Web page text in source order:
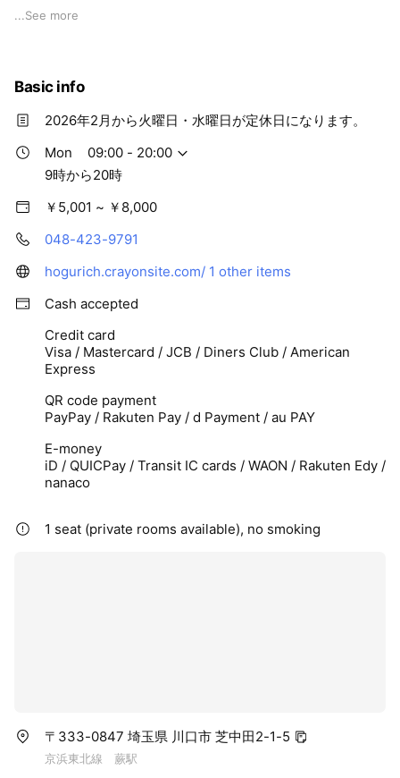
婦で営む、完全個室の整骨院・リラクゼーションです。
■ 確かな技術力
総合格闘技・ボクシング・空手など、トップアスリートの施
術・サポート実績あり。
⸻
■ 心と体を整える施術
ストレスや自律神経の乱れによる不調にも対応。
施術に加え、傾聴やメンタルケアの視点から心身をトータルに
サポートします。
■ 癒しの空間
アロマの香りや心地よい音楽、やわらかなタオルなど、五感か
らリラックスできる空間をご用意。
おすすめです。
■ 通いやすい環境
...See more
Basic info
2026年2月から火曜日・水曜日が定休日になります。
Mon
09:00 - 20:00
9時から20時
￥5,001 ~ ￥8,000
048-423-9791
hogurich.crayonsite.com/ 1 other items
Cash accepted
Credit card
Visa / Mastercard / JCB / Diners Club / American
Express
QR code payment
PayPay / Rakuten Pay / d Payment / au PAY
E-money
iD / QUICPay / Transit IC cards / WAON / Rakuten Edy /
nanaco
1 seat (private rooms available), no smoking
〒333-0847 埼玉県 川口市 芝中田2-1-5
京浜東北線 蕨駅